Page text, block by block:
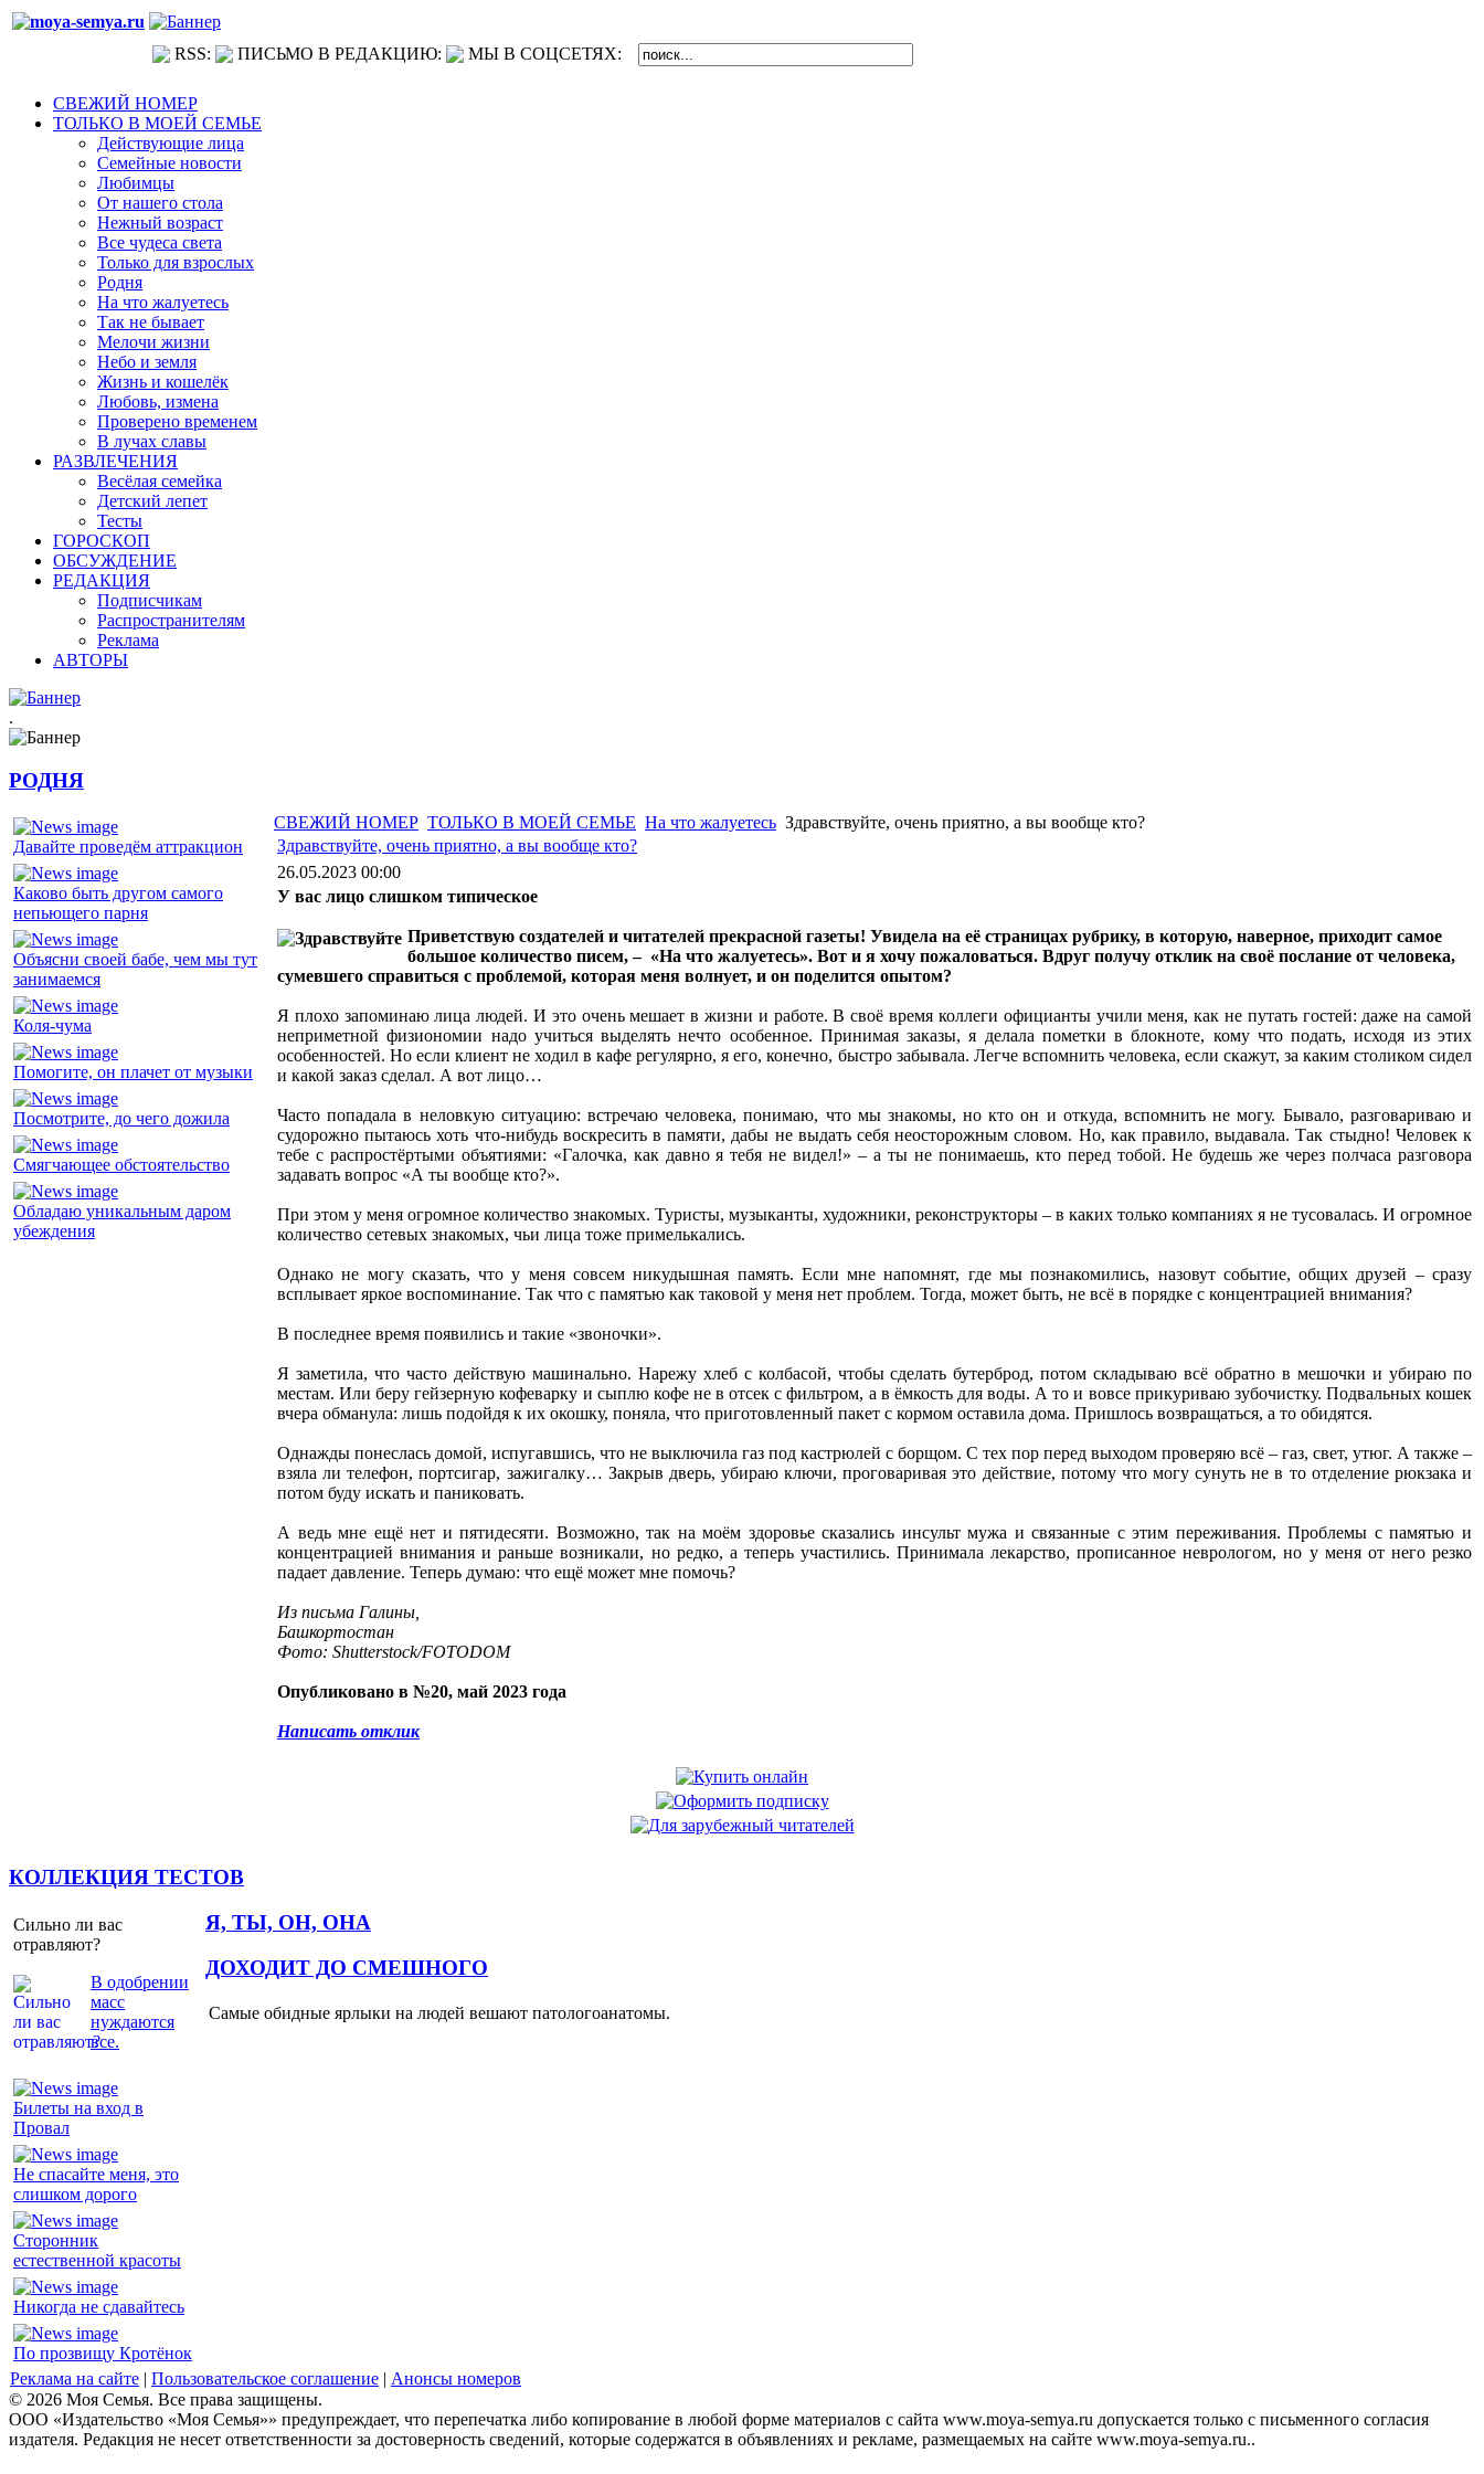
RSS: ПИСЬМО В РЕДАКЦИЮ: МЫ В СОЦСЕТЯХ:
СВЕЖИЙ НОМЕР
ТОЛЬКО В МОЕЙ СЕМЬЕ
Действующие лица
Семейные новости
Любимцы
От нашего стола
Нежный возраст
Все чудеса света
Только для взрослых
Родня
На что жалуетесь
Так не бывает
Мелочи жизни
Небо и земля
Жизнь и кошелёк
Любовь, измена
Проверено временем
В лучах славы
РАЗВЛЕЧЕНИЯ
Весёлая семейка
Детский лепет
Тесты
ГОРОСКОП
ОБСУЖДЕНИЕ
РЕДАКЦИЯ
Подписчикам
Распространителям
Реклама
АВТОРЫ
.
РОДНЯ
Давайте проведём аттракцион
Каково быть другом самого
непьющего парня
Объясни своей бабе, чем мы тут
занимаемся
Коля-чума
Помогите, он плачет от музыки
Посмотрите, до чего дожила
Смягчающее обстоятельство
Обладаю уникальным даром
убеждения
СВЕЖИЙ НОМЕР ТОЛЬКО В МОЕЙ СЕМЬЕ На что жалуетесь Здравствуйте, очень приятно, а вы вообще кто?
Здравствуйте, очень приятно, а вы вообще кто?
26.05.2023 00:00
У вас лицо слишком типическое
Приветствую создателей и читателей прекрасной газеты! Увидела на её страницах рубрику, в которую, наверное, приходит самое
большое количество писем, – «На что жалуетесь». Вот и я хочу пожаловаться. Вдруг получу отклик на своё послание от человека,
сумевшего справиться с проблемой, которая меня волнует, и он поделится опытом?
Я плохо запоминаю лица людей. И это очень мешает в жизни и работе. В своё время коллеги официанты учили меня, как не путать гостей: даже на самой
неприметной физиономии надо учиться выделять нечто особенное. Принимая заказы, я делала пометки в блокноте, кому что подать, исходя из этих
особенностей. Но если клиент не ходил в кафе регулярно, я его, конечно, быстро забывала. Легче вспомнить человека, если скажут, за каким столиком сидел
и какой заказ сделал. А вот лицо…
Часто попадала в неловкую ситуацию: встречаю человека, понимаю, что мы знакомы, но кто он и откуда, вспомнить не могу. Бывало, разговариваю и
судорожно пытаюсь хоть что-нибудь воскресить в памяти, дабы не выдать себя неосторожным словом. Но, как правило, выдавала. Так стыдно! Человек к
тебе с распростёртыми объятиями: «Галочка, как давно я тебя не видел!» – а ты не понимаешь, кто перед тобой. Не будешь же через полчаса разговора
задавать вопрос «А ты вообще кто?».
При этом у меня огромное количество знакомых. Туристы, музыканты, художники, реконструкторы – в каких только компаниях я не тусовалась. И огромное
количество сетевых знакомых, чьи лица тоже примелькались.
Однако не могу сказать, что у меня совсем никудышная память. Если мне напомнят, где мы познакомились, назовут событие, общих друзей – сразу
всплывает яркое воспоминание. Так что с памятью как таковой у меня нет проблем. Тогда, может быть, не всё в порядке с концентрацией внимания?
В последнее время появились и такие «звоночки».
Я заметила, что часто действую машинально. Нарежу хлеб с колбасой, чтобы сделать бутерброд, потом складываю всё обратно в мешочки и убираю по
местам. Или беру гейзерную кофеварку и сыплю кофе не в отсек с фильтром, а в ёмкость для воды. А то и вовсе прикуриваю зубочистку. Подвальных кошек
вчера обманула: лишь подойдя к их окошку, поняла, что приготовленный пакет с кормом оставила дома. Пришлось возвращаться, а то обидятся.
Однажды понеслась домой, испугавшись, что не выключила газ под кастрюлей с борщом. С тех пор перед выходом проверяю всё – газ, свет, утюг. А также –
взяла ли телефон, портсигар, зажигалку… Закрыв дверь, убираю ключи, проговаривая это действие, потому что могу сунуть не в то отделение рюкзака и
потом буду искать и паниковать.
А ведь мне ещё нет и пятидесяти. Возможно, так на моём здоровье сказались инсульт мужа и связанные с этим переживания. Проблемы с памятью и
концентрацией внимания и раньше возникали, но редко, а теперь участились. Принимала лекарство, прописанное неврологом, но у меня от него резко
падает давление. Теперь думаю: что ещё может мне помочь?
Из письма Галины,
Башкортостан
Фото: Shutterstock/FOTODOM
Опубликовано в №20, май 2023 года
Написать отклик
КОЛЛЕКЦИЯ ТЕСТОВ
Сильно ли вас
отравляют?
В одобрении
масс
нуждаются
все.
Я, ТЫ, ОН, ОНА
Билеты на вход в
Провал
Не спасайте меня, это
слишком дорого
Сторонник
естественной красоты
Никогда не сдавайтесь
По прозвищу Кротёнок
ДОХОДИТ ДО СМЕШНОГО
Самые обидные ярлыки на людей вешают патологоанатомы.
Реклама на сайте | Пользовательское соглашение | Анонсы номеров
© 2026 Моя Семья. Все права защищены.
ООО «Издательство «Моя Семья»» предупреждает, что перепечатка либо копирование в любой форме материалов с сайта www.moya-semya.ru допускается только с письменного согласия
издателя. Редакция не несет ответственности за достоверность сведений, которые содержатся в объявлениях и рекламе, размещаемых на сайте www.moya-semya.ru..